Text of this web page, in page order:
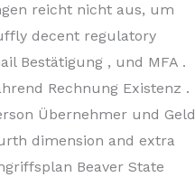
reicht nicht aus, um
decent regulatory
Bestätigung , und MFA .
Rechnung Existenz .
Übernehmer und Geld
dimension and extra
Beaver State